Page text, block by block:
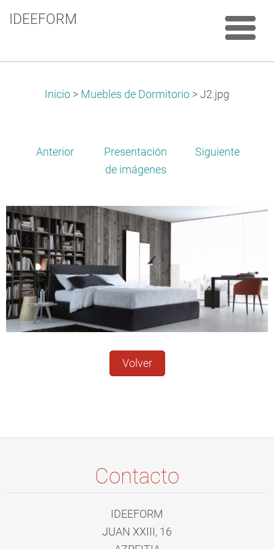
IDEEFORM
Inicio > Muebles de Dormitorio > J2.jpg
Anterior
Presentación
de imágenes
Siguiente
Volver
Contacto
IDEEFORM
JUAN XXIII, 16